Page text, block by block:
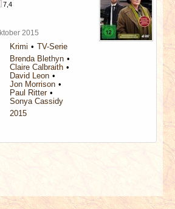
7,4
2015
Krimi
TV-Serie
Brenda Blethyn
Claire Calbraith
David Leon
Jon Morrison
Paul Ritter
Sonya Cassidy
2015